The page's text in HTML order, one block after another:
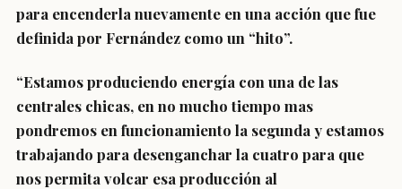
para encenderla nuevamente en una acción que fue
definida por Fernández como un “hito”.
“Estamos produciendo energía con una de las
centrales chicas, en no mucho tiempo mas
pondremos en funcionamiento la segunda y estamos
trabajando para desenganchar la cuatro para que
nos permita volcar esa producción al